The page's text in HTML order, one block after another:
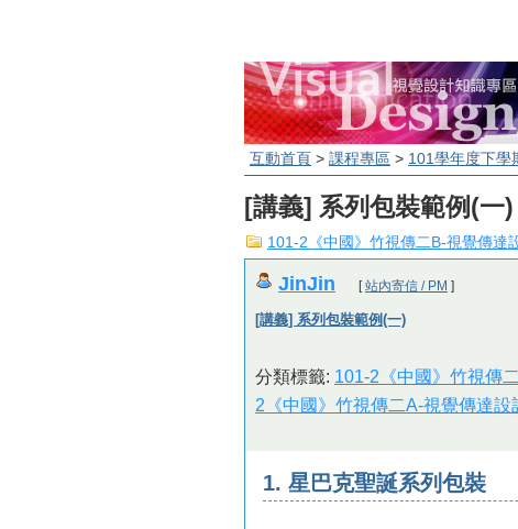
互動首頁 > 課程專區 > 101學年度下學
[講義] 系列包裝範例(一)
101-2《中國》竹視傳二B-視覺傳達
JinJin [站內寄信 / PM ]
[講義] 系列包裝範例(一)
分類標籤: 101-2《中國》竹視傳
2《中國》竹視傳二A-視覺傳達設
1. 星巴克聖誕系列包裝